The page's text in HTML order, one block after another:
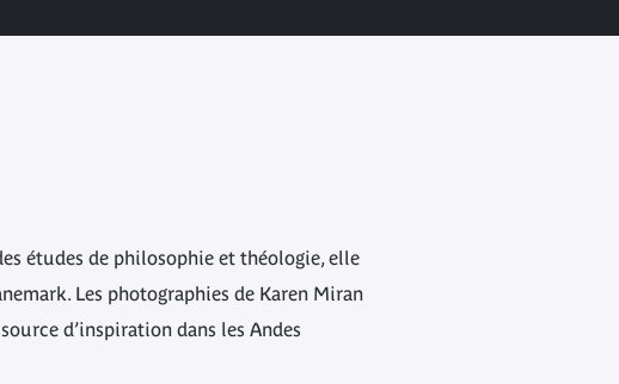
études de philosophie et théologie, elle
Les photographies de Karen Miran
d’inspiration dans les Andes